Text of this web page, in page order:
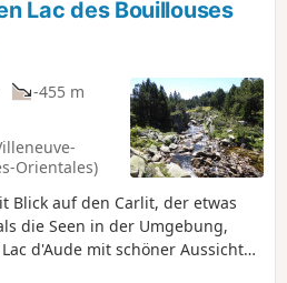
Lac des Bouillouses
-455 m
Orientales)
Blick auf den Carlit, der etwas
die Seen in der Umgebung,
d'Aude mit schöner Aussicht